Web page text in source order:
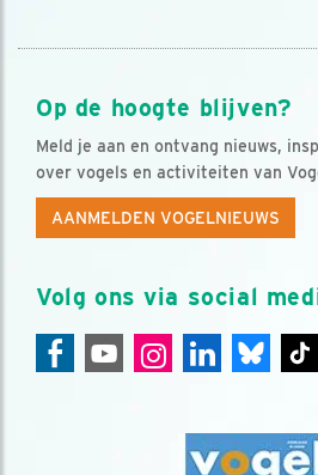
Op de hoogte blijven?
Meld je aan en ontvang nieuws,
over vogels en activiteiten van
AANMELDEN VOGELNIEUWS
Volg ons via social